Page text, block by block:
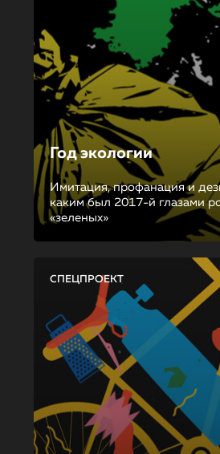
Год экологии
Имитация, профанация и
каким был 2017-й глазами
«зеленых»
СПЕЦПРОЕКТ